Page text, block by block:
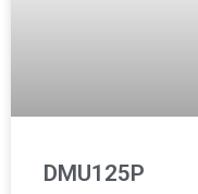
DMU125P